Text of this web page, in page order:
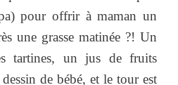
pour offrir à maman un
une grasse matinée ?! Un
tartines, un jus de fruits
de bébé, et le tour est